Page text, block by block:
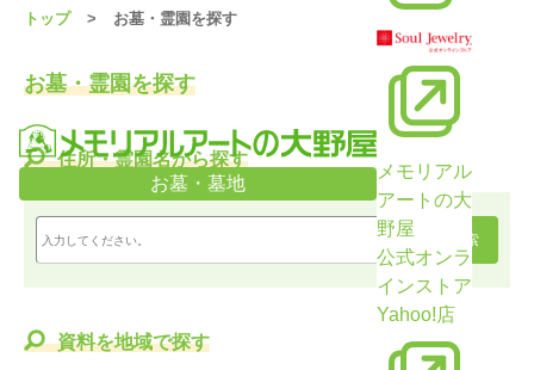
お墓・墓地
メモリアル
アートの大
野屋
公式オンラ
インストア
Yahoo!店
トップ お墓・霊園を探す
お墓・霊園を探す
住所・霊園名から探す
資料を地域で探す